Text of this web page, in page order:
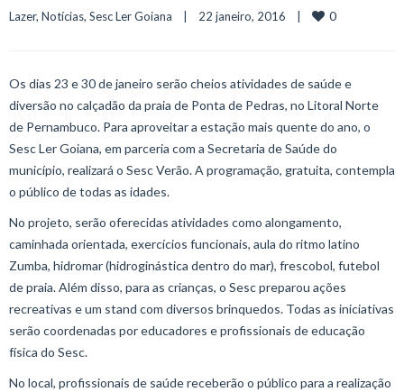
Lazer, Notícias, Sesc Ler Goiana
    |    22 janeiro, 2016    |
0
Os dias 23 e 30 de janeiro serão cheios atividades de saúde e
diversão no calçadão da praia de Ponta de Pedras, no Litoral Norte
de Pernambuco. Para aproveitar a estação mais quente do ano, o
Sesc Ler Goiana, em parceria com a Secretaria de Saúde do
município, realizará o Sesc Verão. A programação, gratuita, contempla
o público de todas as idades.
No projeto, serão oferecidas atividades como alongamento,
caminhada orientada, exercícios funcionais, aula do ritmo latino
Zumba, hidromar (hidroginástica dentro do mar), frescobol, futebol
de praia. Além disso, para as crianças, o Sesc preparou ações
recreativas e um stand com diversos brinquedos. Todas as iniciativas
serão coordenadas por educadores e profissionais de educação
física do Sesc.
No local, profissionais de saúde receberão o público para a realização